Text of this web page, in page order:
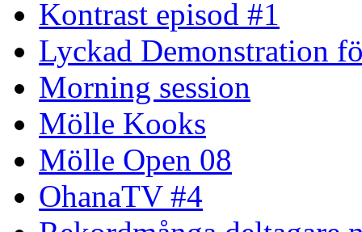
Kontrast episod #1
Lyckad Demonstration
Morning session
Mölle Kooks
Mölle Open 08
OhanaTV #4